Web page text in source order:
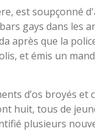
est soupçonné
gays dans les
après que la
et émis un
d’os broyés
huit, tous de
plusieurs